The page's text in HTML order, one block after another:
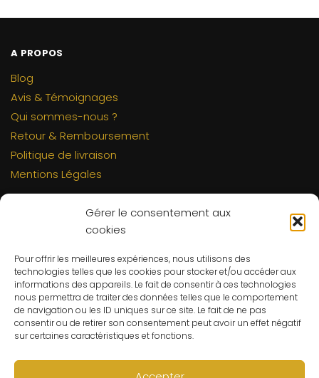
Gérer le consentement aux
cookies
Pour offrir les meilleures expériences, nous utilisons des
technologies telles que les cookies pour stocker et/ou accéder aux
informations des appareils. Le fait de consentir à ces technologies
nous permettra de traiter des données telles que le comportement
de navigation ou les ID uniques sur ce site. Le fait de ne pas
consentir ou de retirer son consentement peut avoir un effet négatif
sur certaines caractéristiques et fonctions.
A PROPOS
Blog
Avis & Témoignages
Qui sommes-nous ?
Retour & Remboursement
Politique de livraison
Mentions Légales
Contact
C.G.V
Suivre ma commande
CONTACT
Un problème ? Une question ? Le Refuge du Sorcier™ est